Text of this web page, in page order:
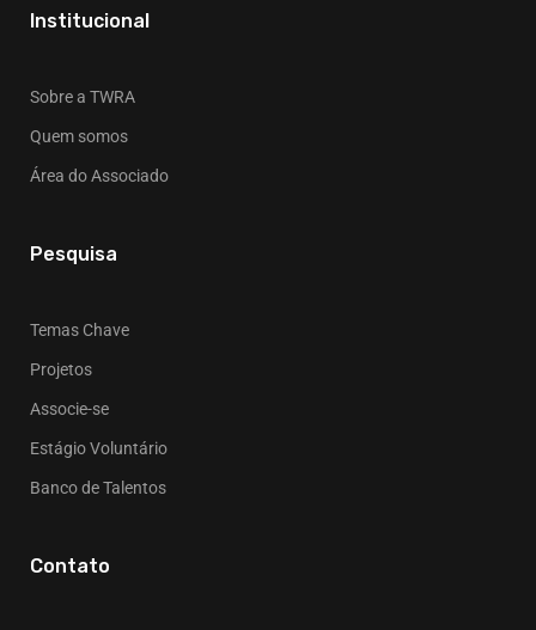
Institucional
Sobre a TWRA
Quem somos
Área do Associado
Pesquisa
Temas Chave
Projetos
Associe-se
Estágio Voluntário
Banco de Talentos
Contato